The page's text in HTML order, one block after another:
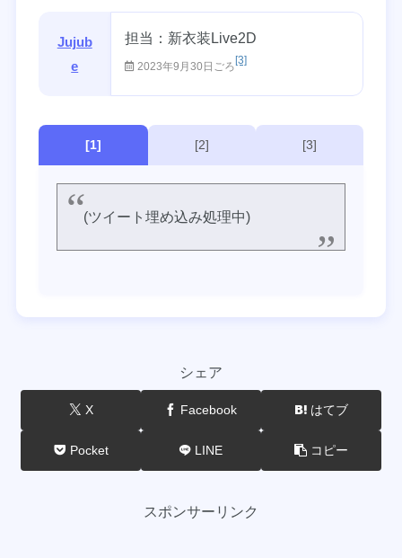
Jujub
e
担当：新衣装Live2D
2023年9月30日ごろ[3]
[1] [2] [3]
(ツイート埋め込み処理中)
シェア
X Facebook はてブ
Pocket LINE コピー
スポンサーリンク